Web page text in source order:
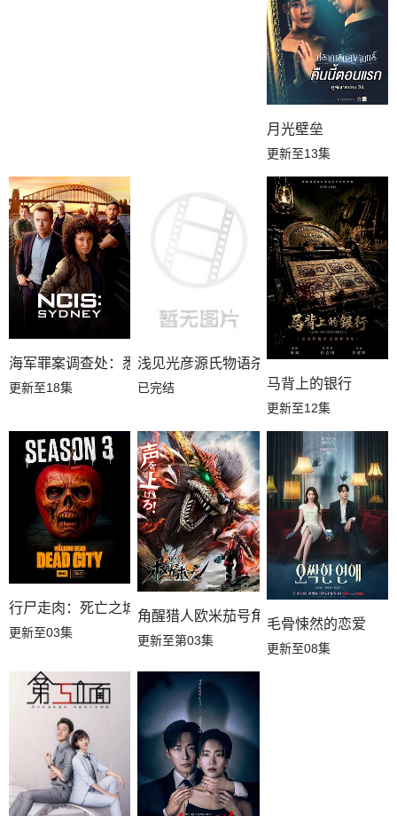
月光壁垒
更新至13集
海军罪案调查处：悉尼第三季
更新至18集
浅见光彦源氏物语杀人事件
已完结 马背上的银行
更新至12集
行尸走肉：死亡之城第三季
更新至03集
角醒猎人欧米茄号角
更新至第03集
毛骨悚然的恋爱
更新至08集